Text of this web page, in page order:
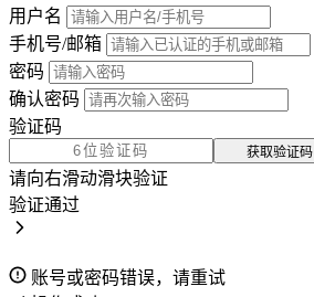
用户名
手机号/邮箱
密码
确认密码
验证码
获取验证码
请向右滑动滑块验证
验证通过
账号或密码错误，请重试